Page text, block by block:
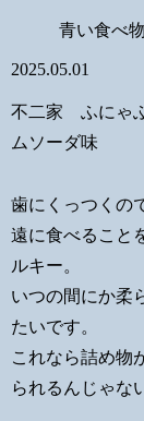
青い食べ物
2025.05.01
不二家 ふにゃ
ムソーダ味
歯にくっつくの
遠に食べること
ルキー。
いつの間にか柔
たいです。
これなら詰め物
られるんじゃな